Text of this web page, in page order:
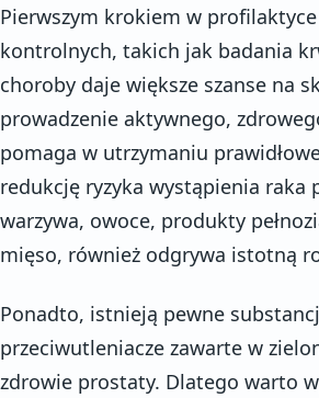
Pierwszym krokiem w
kontrolnych, takich jak badania
choroby daje większe szanse na
prowadzenie aktywnego,
pomaga w utrzymaniu
redukcję ryzyka wystąpienia
warzywa, owoce, produkty
mięso, również odgrywa istotną
Ponadto, istnieją pewne
przeciwutleniacze zawarte w
zdrowie prostaty. Dlatego warto